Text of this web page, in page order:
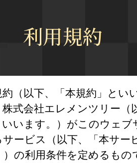
利用規約
（以下、「本規約」とい
式会社エレメンツリー（
いいます。）がこのウェブ
ービス（以下、「本サー
）の利用条件を定めるもの